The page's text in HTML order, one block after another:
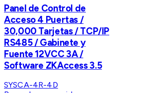
Panel de Control de
Acceso 4 Puertas /
30,000 Tarjetas / TCP/IP
RS485 / Gabinete y
Fuente 12VCC 3A /
Software ZKAccess 3.5
SYSCA-4R-4D